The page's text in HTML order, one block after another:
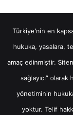
Türkiye'nin en
hukuka, yasalara,
amaç edinmiştir.
sağlayıcı”
yönetiminin
yoktur. Telif